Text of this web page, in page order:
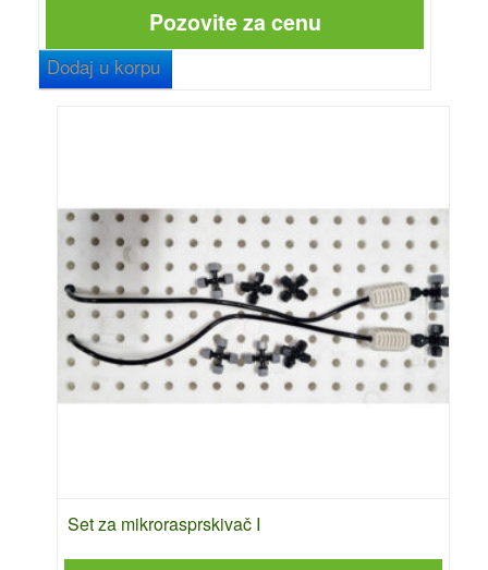
Pozovite za cenu
Dodaj u korpu
Set za mikrorasprskivač I